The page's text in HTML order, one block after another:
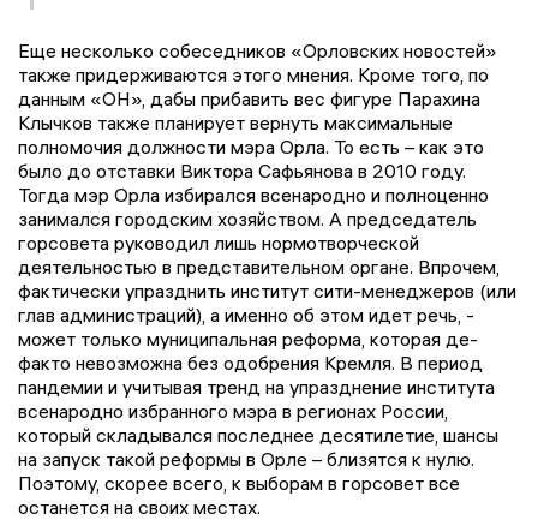
Еще несколько собеседников «Орловских новостей»
также придерживаются этого мнения. Кроме того, по
данным «ОН», дабы прибавить вес фигуре Парахина
Клычков также планирует вернуть максимальные
полномочия должности мэра Орла. То есть – как это
было до отставки Виктора Сафьянова в 2010 году.
Тогда мэр Орла избирался всенародно и полноценно
занимался городским хозяйством. А председатель
горсовета руководил лишь нормотворческой
деятельностью в представительном органе. Впрочем,
фактически упразднить институт сити-менеджеров (или
глав администраций), а именно об этом идет речь, -
может только муниципальная реформа, которая де-
факто невозможна без одобрения Кремля. В период
пандемии и учитывая тренд на упразднение института
всенародно избранного мэра в регионах России,
который складывался последнее десятилетие, шансы
на запуск такой реформы в Орле – близятся к нулю.
Поэтому, скорее всего, к выборам в горсовет все
останется на своих местах.